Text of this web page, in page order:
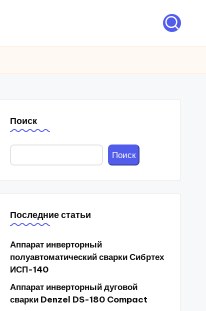
Поиск
Поиск
Последние статьи
Аппарат инверторный
полуавтоматический сварки Сибртех
ИСП-140
Аппарат инверторный дуговой
сварки Denzel DS-180 Compact